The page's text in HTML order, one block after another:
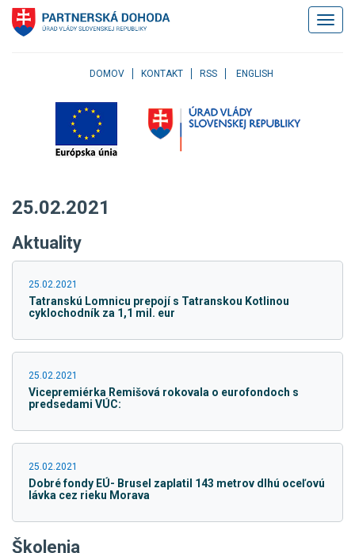
Klávesové
skratky
Skočiť
menu
na
Skočiť
pätičku
stránky
DOMOV KONTAKT RSS ENGLISH
25.02.2021
Aktuality
25.02.2021
Tatranskú Lomnicu prepojí s Tatranskou Kotlinou
cyklochodník za 1,1 mil. eur
25.02.2021
Vicepremiérka Remišová rokovala o eurofondoch s
predsedami VÚC:
25.02.2021
Dobré fondy EÚ- Brusel zaplatil 143 metrov dlhú oceľovú
lávka cez rieku Morava
Školenia